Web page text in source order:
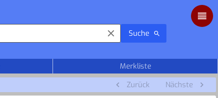
Suche
Merkliste
Zurück Nächste